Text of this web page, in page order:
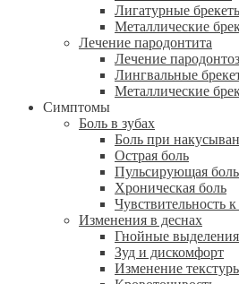
Лигатурные
Металлические
Лечение пародонтита
Лечение
Лингвальные
Металлические
Симптомы
Боль в зубах
Боль при
Острая боль
Пульсирующая боль
Хроническая боль
Чувствительность
Изменения в деснах
Гнойные выделения
Зуд и дискомфорт
Изменение